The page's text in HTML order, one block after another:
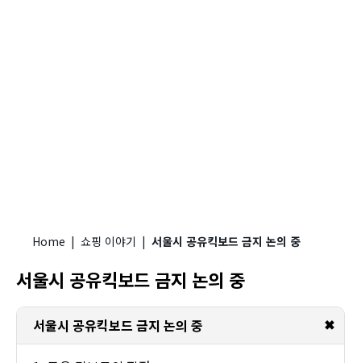
Home | 쇼핑 이야기 | 서울시 공유킥보드 금지 논의 중
서울시 공유킥보드 금지 논의 중
서울시 공유킥보드 금지 논의 중 ✖